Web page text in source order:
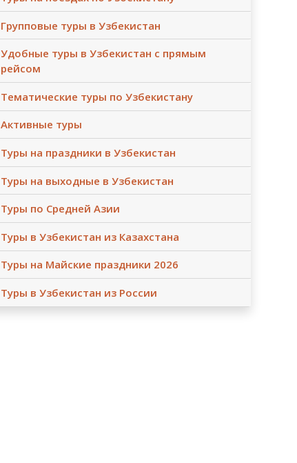
Групповые туры в Узбекистан
Удобные туры в Узбекистан с прямым
рейсом
Тематические туры по Узбекистану
Активные туры
Туры на праздники в Узбекистан
Туры на выходные в Узбекистан
Туры по Средней Азии
Туры в Узбекистан из Казахстана
Туры на Майские праздники 2026
Туры в Узбекистан из России